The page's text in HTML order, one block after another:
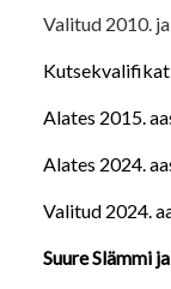
Valitud 2010.
Alates 2015.
Alates 2024.
Valitud 2024.
Suure Slämmi